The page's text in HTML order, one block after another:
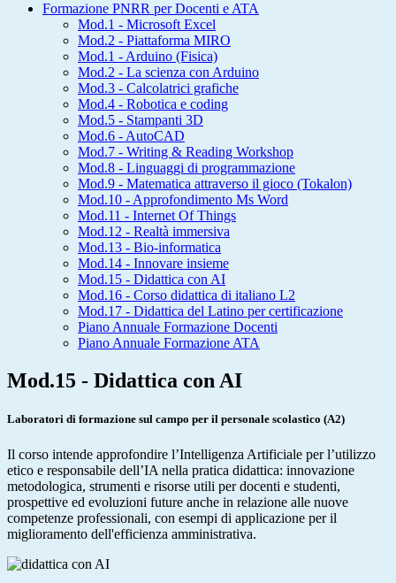
Formazione PNRR per Docenti e ATA
Mod.1 - Microsoft Excel
Mod.2 - Piattaforma MIRO
Mod.1 - Arduino (Fisica)
Mod.2 - La scienza con Arduino
Mod.3 - Calcolatrici grafiche
Mod.4 - Robotica e coding
Mod.5 - Stampanti 3D
Mod.6 - AutoCAD
Mod.7 - Writing & Reading Workshop
Mod.8 - Linguaggi di programmazione
Mod.9 - Matematica attraverso il gioco (Tokalon)
Mod.10 - Approfondimento Ms Word
Mod.11 - Internet Of Things
Mod.12 - Realtà immersiva
Mod.13 - Bio-informatica
Mod.14 - Innovare insieme
Mod.15 - Didattica con AI
Mod.16 - Corso didattica di italiano L2
Mod.17 - Didattica del Latino per certificazione
Piano Annuale Formazione Docenti
Piano Annuale Formazione ATA
Mod.15 - Didattica con AI
Laboratori di formazione sul campo per il personale scolastico (A2)
Il corso intende approfondire l’Intelligenza Artificiale per l’utilizzo
etico e responsabile dell’IA nella pratica didattica: innovazione
metodologica, strumenti e risorse utili per docenti e studenti,
prospettive ed evoluzioni future anche in relazione alle nuove
competenze professionali, con esempi di applicazione per il
miglioramento dell'efficienza amministrativa.